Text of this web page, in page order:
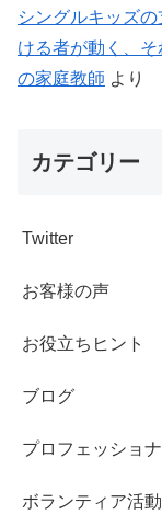
シングルキッズ
ける者が動く、
の家庭教師 より
カテゴリー
Twitter
お客様の声
お役立ちヒント
ブログ
プロフェッショ
ボランティア活動